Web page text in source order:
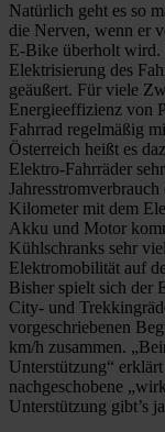
Natürlich geht es so
die Nerven, wenn er
E-Bike überholt
Elektrisierung des
geäußert. Für viele
Energieeffizienz von
Fahrrad regelmäßig
Österreich heißt es
Elektro-Fahrräder
Kilometer mit dem
Akku und Motor
Kühlschranks sehr
Elektromobilität auf
Bisher spielt sich der
City- und
vorgeschriebenen
km/h zusammen.
Unterstützung“
nachgeschobene
Unterstützung gibt’s